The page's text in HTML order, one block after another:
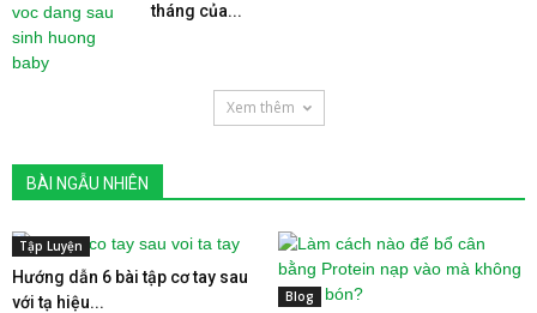
tháng của...
Xem thêm
BÀI NGẪU NHIÊN
Tập Luyện
Hướng dẫn 6 bài tập cơ tay sau
với tạ hiệu...
Blog